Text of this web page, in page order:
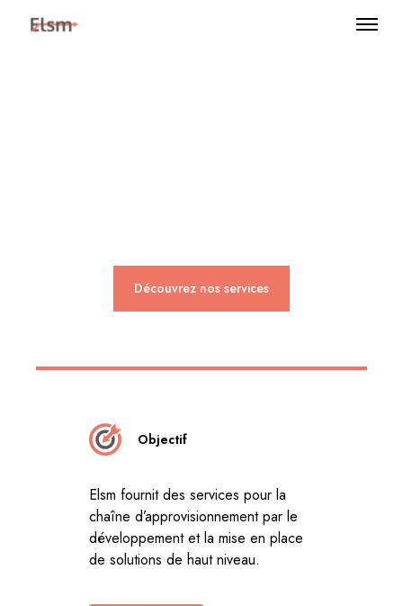
Découvrez nos services
Objectif
Elsm fournit des services pour la
chaîne d’approvisionnement par le
développement et la mise en place
de solutions de haut niveau.